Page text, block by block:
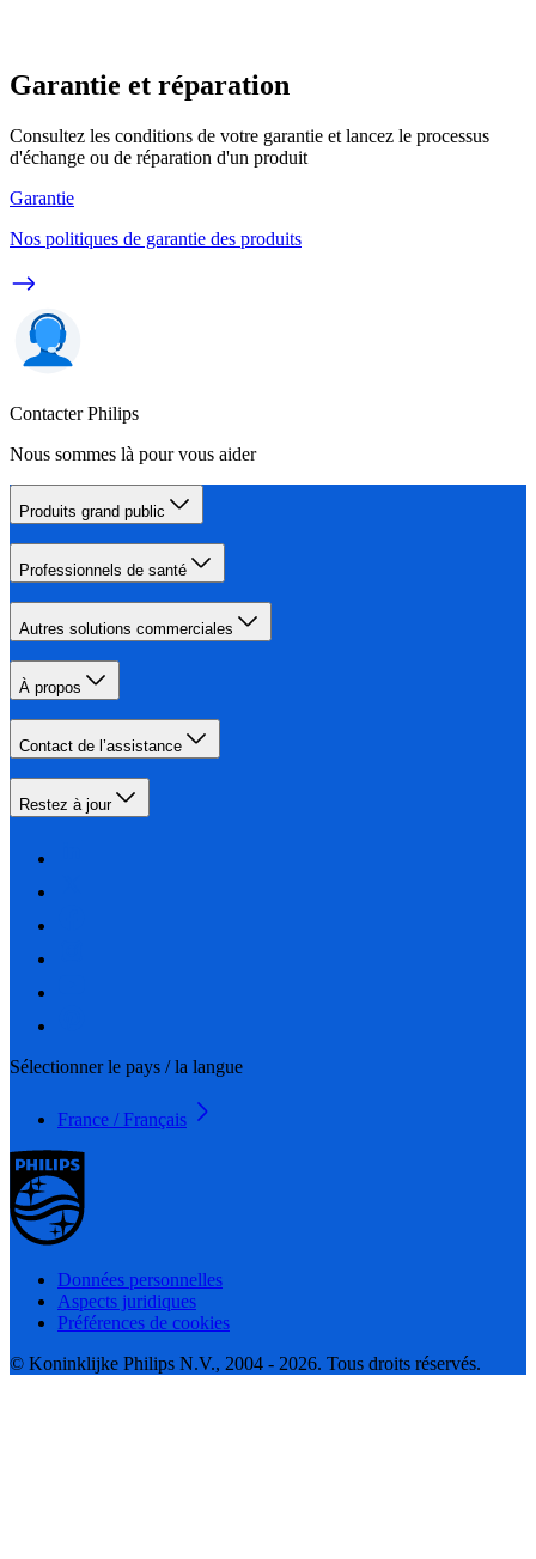
Garantie et réparation
Consultez les conditions de votre garantie et lancez le processus
d'échange ou de réparation d'un produit
Garantie
Nos politiques de garantie des produits
Contacter Philips
Nous sommes là pour vous aider
Produits grand public
Professionnels de santé
Autres solutions commerciales
À propos
Contact de l’assistance
Restez à jour
Sélectionner le pays / la langue
France / Français
Données personnelles
Aspects juridiques
Préférences de cookies
© Koninklijke Philips N.V., 2004 - 2026. Tous droits réservés.